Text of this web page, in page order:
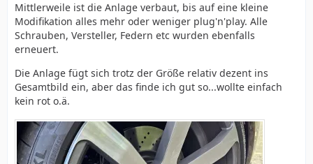
Mittlerweile ist die Anlage verbaut, bis auf eine kleine
Modifikation alles mehr oder weniger plug'n'play. Alle
Schrauben, Versteller, Federn etc wurden ebenfalls
erneuert.
Die Anlage fügt sich trotz der Größe relativ dezent ins
Gesamtbild ein, aber das finde ich gut so...wollte einfach
kein rot o.ä.